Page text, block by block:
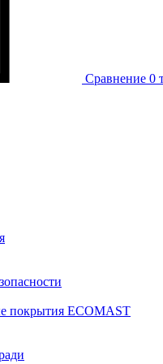
Сравнение 0
покрытия ECOMAST